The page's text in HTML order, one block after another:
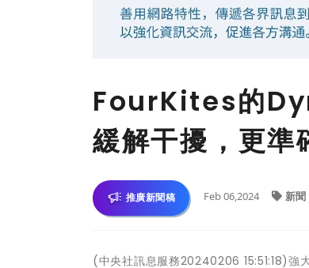
FourKites的
緩解干擾，更準
推廣新聞稿 Feb 06,2024 新聞
(中央社訊息服務20240206 15:51:18)強